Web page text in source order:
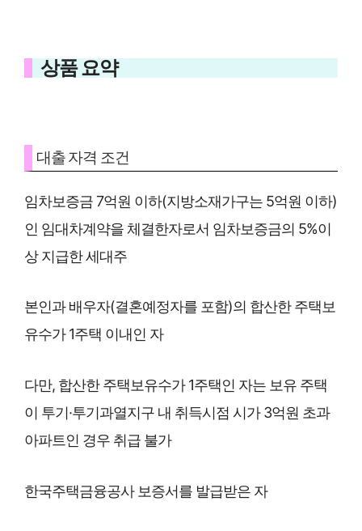
상품 요약
대출 자격 조건
임차보증금 7억원 이하(지방소재가구는 5억원 이하)
인 임대차계약을 체결한자로서 임차보증금의 5%이
상 지급한 세대주
본인과 배우자(결혼예정자를 포함)의 합산한 주택보
유수가 1주택 이내인 자
다만, 합산한 주택보유수가 1주택인 자는 보유 주택
이 투기·투기과열지구 내 취득시점 시가 3억원 초과
아파트인 경우 취급 불가
한국주택금융공사 보증서를 발급받은 자